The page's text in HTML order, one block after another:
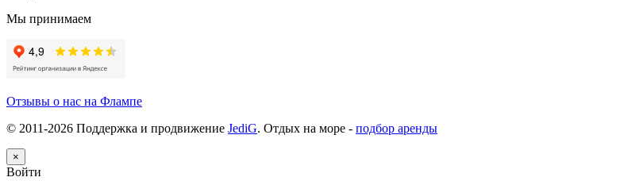
Мы принимаем
Отзывы о нас на Флампе
© 2011-2026 Поддержка и продвижение JediG. Отдых на море - подбор аренды
×
Войти